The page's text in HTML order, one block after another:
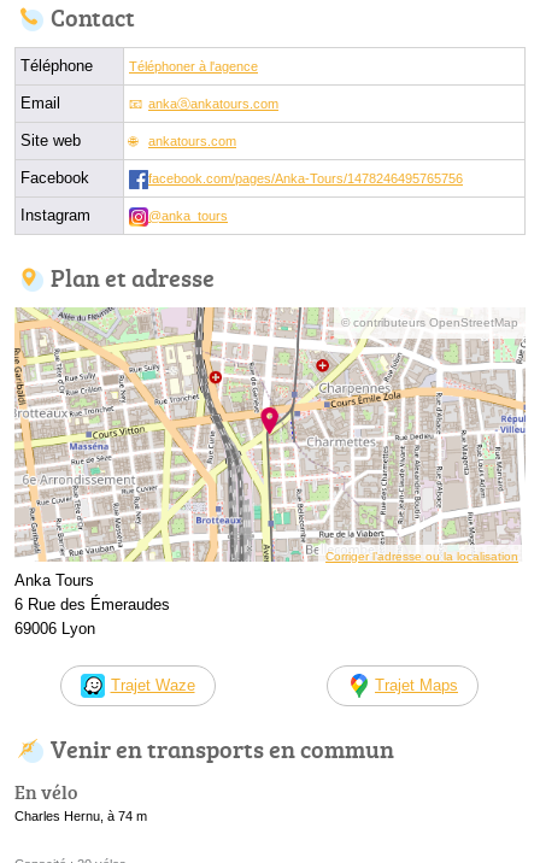
Contact
Téléphone Téléphoner à l'agence
Email ankaⓐankatours.com
Site web ankatours.com
Facebook facebook.com/pages/Anka-Tours/1478246495765756
Instagram @anka_tours
Plan et adresse
© contributeurs OpenStreetMap
Corriger l’adresse ou la localisation
Anka Tours
6 Rue des Émeraudes
69006 Lyon
Trajet Waze Trajet Maps
Venir en transports en commun
En vélo
Charles Hernu, à 74 m